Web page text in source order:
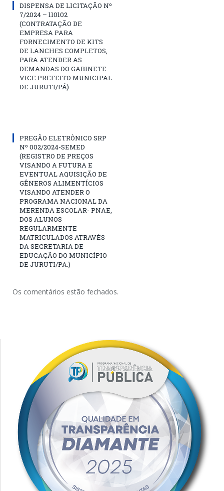
DISPENSA DE LICITAÇÃO Nº
7/2024 – 110102
(CONTRATAÇÃO DE
EMPRESA PARA
FORNECIMENTO DE KITS
DE LANCHES COMPLETOS,
PARA ATENDER AS
DEMANDAS DO GABINETE
VICE PREFEITO MUNICIPAL
DE JURUTI/PÁ)
PREGÃO ELETRÔNICO SRP
Nº 002/2024-SEMED
(REGISTRO DE PREÇOS
VISANDO A FUTURA E
EVENTUAL AQUISIÇÃO DE
GÊNEROS ALIMENTÍCIOS
VISANDO ATENDER O
PROGRAMA NACIONAL DA
MERENDA ESCOLAR- PNAE,
DOS ALUNOS
REGULARMENTE
MATRICULADOS ATRAVÉS
DA SECRETARIA DE
EDUCAÇÃO DO MUNICÍPIO
DE JURUTI/PA.)
Os comentários estão fechados.